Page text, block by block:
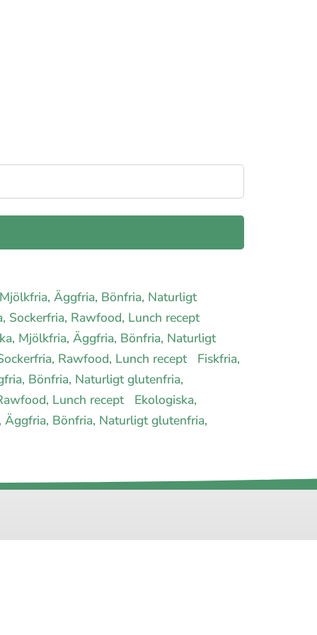
Äggfria, Bönfria, Naturligt
Rawfood, Lunch recept
Mjölkfria, Äggfria, Bönfria, Naturligt
Rawfood, Lunch recept
Fiskfria,
Bönfria, Naturligt glutenfria,
Lunch recept
Ekologiska,
Äggfria, Bönfria, Naturligt glutenfria,
Facebook